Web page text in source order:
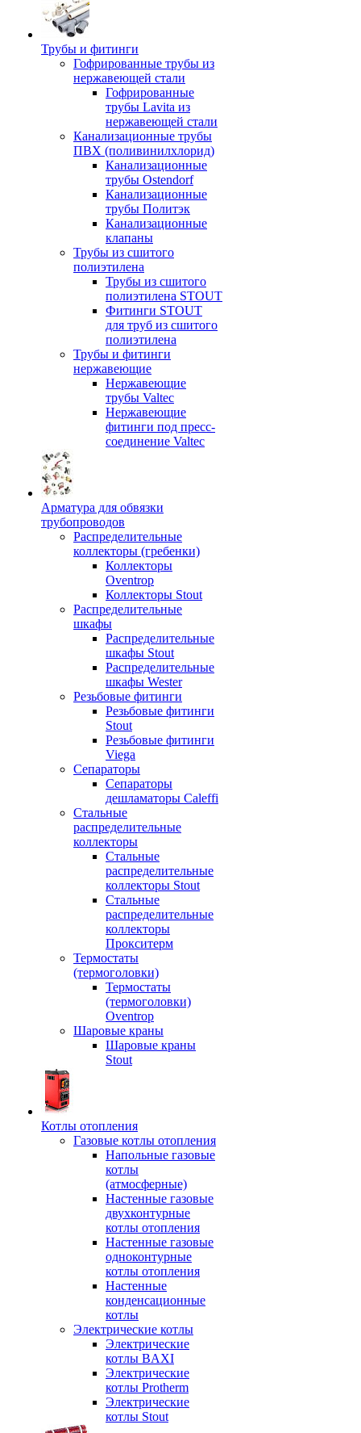
Трубы и фитинги
Гофрированные трубы из
нержавеющей стали
Гофрированные
трубы Lavita из
нержавеющей стали
Канализационные трубы
ПВХ (поливинилхлорид)
Канализационные
трубы Ostendorf
Канализационные
трубы Политэк
Канализационные
клапаны
Трубы из сшитого
полиэтилена
Трубы из сшитого
полиэтилена STOUT
Фитинги STOUT
для труб из сшитого
полиэтилена
Трубы и фитинги
нержавеющие
Нержавеющие
трубы Valtec
Нержавеющие
фитинги под пресс-
соединение Valtec
Арматура для обвязки
трубопроводов
Распределительные
коллекторы (гребенки)
Коллекторы
Oventrop
Коллекторы Stout
Распределительные
шкафы
Распределительные
шкафы Stout
Распределительные
шкафы Wester
Резьбовые фитинги
Резьбовые фитинги
Stout
Резьбовые фитинги
Viega
Сепараторы
Сепараторы
дешламаторы Caleffi
Стальные
распределительные
коллекторы
Стальные
распределительные
коллекторы Stout
Стальные
распределительные
коллекторы
Прокситерм
Термостаты
(термоголовки)
Термостаты
(термоголовки)
Oventrop
Шаровые краны
Шаровые краны
Stout
Котлы отопления
Газовые котлы отопления
Напольные газовые
котлы
(атмосферные)
Настенные газовые
двухконтурные
котлы отопления
Настенные газовые
одноконтурные
котлы отопления
Настенные
конденсационные
котлы
Электрические котлы
Электрические
котлы BAXI
Электрические
котлы Protherm
Электрические
котлы Stout